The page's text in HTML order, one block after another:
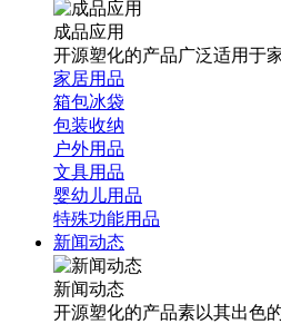
成品应用
开源塑化的产品广泛适用于
家居用品
箱包冰袋
包装收纳
户外用品
文具用品
婴幼儿用品
特殊功能用品
新闻动态
新闻动态
开源塑化的产品素以其出色